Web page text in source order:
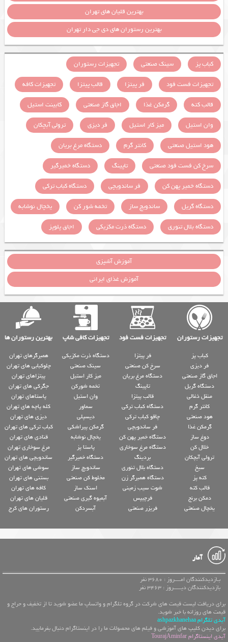
بهترین قلیان های تهران
بهترین رستوران های دی جی دار تهران
کباب پز سینک صنعتی
تجهیزات رستوران
تجهیزات فست فود
فر پیتزا قالب پیتزا
تجهیزات کافه
قالب کته
گرمکن غذا اجاق گاز صنعتی
کابینت استیل
وان استیل
میز کار استیل فر دیزی
ترولی آبچکان
هود استیل صنعتی
کانتر گرم
دستگاه مرغ بریان
سرخ کن فست فود صنعتی
تاپینگ
دستگاه خمیرگیر
دستگاه خمیر پهن کن
فر ساندویچی
دستگاه کباب ترکی
دستگاه گریل
ساندویچ ساز تخمه شور کن
یخچال نوشابه
دستگاه بلال تنوری
دستگاه ذرت مکزیکی اجاق پلوپز
آموزش آشپزی
آموزش غذای ایرانی
تجهیزات رستوران تجهیزات فست فود تجهیزات کافی شاپ بهترین رستوران ها
کباب پز
فر دیزی
اجاق گاز صنعتی
دستگاه گریل
منقل ذغالی
کانتر گرم
هود صنعتی
گرمکن غذا
دوغ ساز
خلال کن
ترولی آبچکان
سیخ
کته پز
قالب کته
دمکن برنج
یخچال صنعتی
فر پیتزا
سرخ کن صنعتی
دستگاه مرغ بریان
تاپینگ
قالب پیتزا
دستگاه کباب ترکی
چاقو کباب ترکی
فر ساندویچی
دستگاه خمیر پهن کن
دستگاه مرغ سوخاری
بردینگ
دستگاه بلال تنوری
دستگاه همبرگر زن
شوت سیب زمینی
فرچیپس
فریزر صنعتی
دستگاه ذرت مکزیکی
سینک صنعتی
میز کار استیل
تخمه شورکن
وان استیل
سماور
دیسپلی
گرمکن پیراشکی
یخچال نوشابه
پاستا پز
دستگاه خمیرگیر
ساندویچ ساز
مخلوط کن صنعتی
اسنک ساز
آبمیوه گیری صنعتی
آبسردکن
همبرگرهای تهران
چلوکبابی های تهران
پیتزاهای تهران
جگرکی های تهران
پاستاهای تهران
کله پاچه های تهران
دیزی های تهران
کباب ترکی های تهران
قنادی های تهران
مرغ سوخاری تهران
ساندویچی های تهران
سوشی های تهران
بستنی های تهران
کافه های تهران
قلیان های تهران
رستوران های کرج
آمار
بـازدیدکنندگان امــــروز : 3680 نفر
بازدیدکنندگان دیـــــروز : 3463 نفر
برای دریافت لیست قیمت های شرکت در گروه تلگرام و واتساپ ما عضو شوید تا از تخفیف و حراج و
قیمت های روزانه با خبر شوید.
آیدی تلگرام ashpazkhanehaa
برای دیدن کلیپ های آموزشی و فیلم های محصولات ما را در اینستاگرام دنبال بفرمایید.
آیدی اینستاگرام TourajAminfar